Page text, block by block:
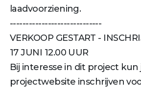
laadvoorziening.
-----------------------------
VERKOOP GESTART -
17 JUNI 12.00 UUR
Bij interesse in dit project kun
projectwebsite inschrijven